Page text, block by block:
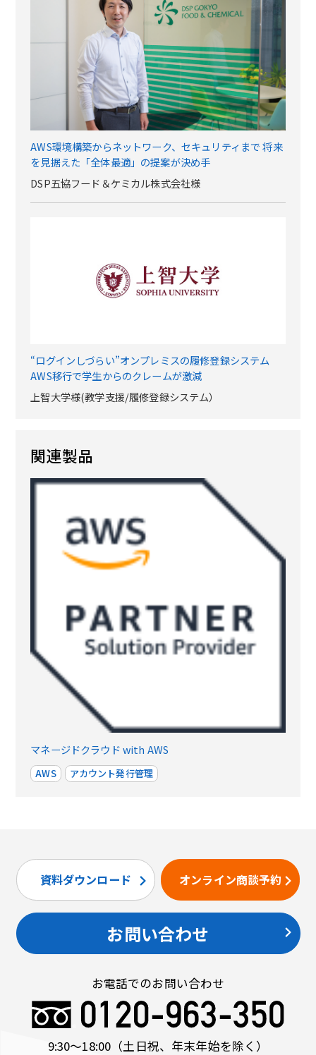
AWS環境構築からネットワーク、セキュリティまで 将来
を見据えた「全体最適」の提案が決め手
DSP五協フード＆ケミカル株式会社様
“ログインしづらい”オンプレミスの履修登録システム
AWS移行で学生からのクレームが激減
上智大学様(教学支援/履修登録システム）
関連製品
マネージドクラウド with AWS
AWS アカウント発行管理
資料ダウンロード オンライン商談予約
お問い合わせ
お電話でのお問い合わせ
9:30〜18:00 （土日祝、年末年始を除く）